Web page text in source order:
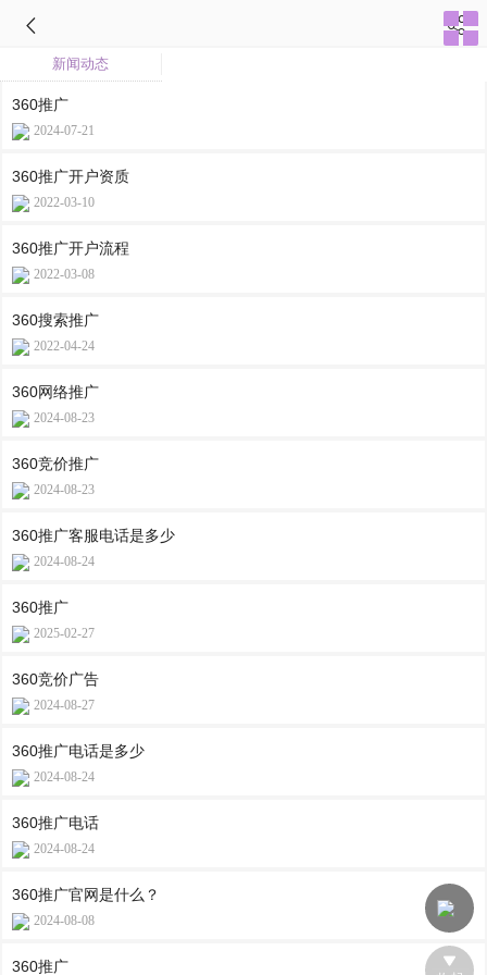
新闻动态
360推广
2024-07-21
360推广开户资质
2022-03-10
360推广开户流程
2022-03-08
360搜索推广
2022-04-24
360网络推广
2024-08-23
360竞价推广
2024-08-23
360推广客服电话是多少
2024-08-24
360推广
2025-02-27
360竞价广告
2024-08-27
360推广电话是多少
2024-08-24
360推广电话
2024-08-24
360推广官网是什么？
2024-08-08
360推广